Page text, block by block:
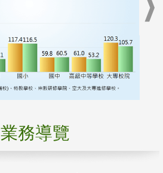
業務導覽